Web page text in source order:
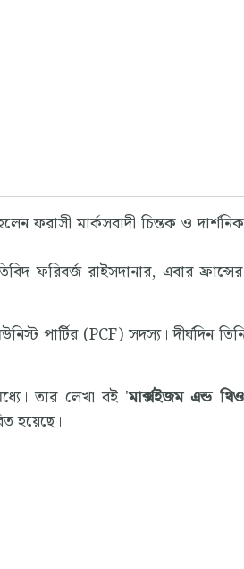
ফরাসী মার্কসবাদী চিন্তক ও
ফরিবর্জ রাইসদানার, এবার
পার্টির (PCF) সদস্য। দীর্ঘদিন
তার লেখা বই 'মার্ক্সইজম এন্ড
হয়েছে।